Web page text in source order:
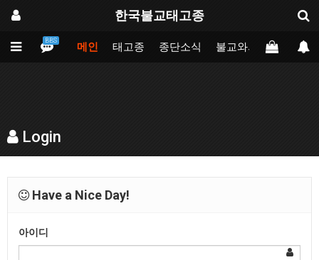
한국불교태고종
BBS
메인 태고종 종단소식 불교와의만남 업
Login
Have a Nice Day!
아이디